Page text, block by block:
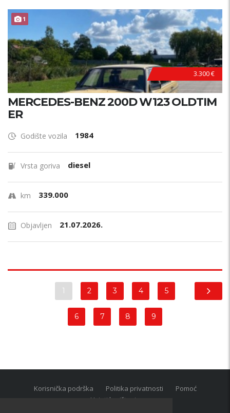
1
3.300 €
MERCEDES-BENZ 200D W123 OLDTIM
ER
Godište vozila 1984
Vrsta goriva diesel
km 339.000
Objavljen 21.07.2026.
1 2 3 4 5
6 7 8 9
Korisnička podrška Politika privatnosti
Pomoć
Uvjeti korištenja